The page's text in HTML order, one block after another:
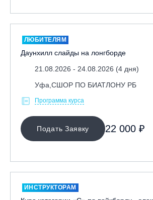
ЛЮБИТЕЛЯМ
Даунхилл слайды на лонгборде
21.08.2026 - 24.08.2026 (4 дня)
Уфа,СШОР ПО БИАТЛОНУ РБ
Программа курса
Подать Заявку 22 000 ₽
ИНСТРУКТОРАМ